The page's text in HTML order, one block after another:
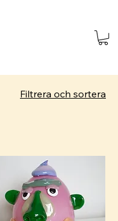
Filtrera och sortera